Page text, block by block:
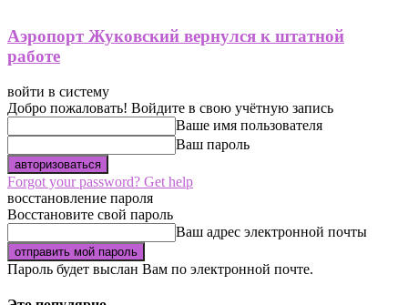
Аэропорт Жуковский вернулся к штатной
работе
войти в систему
Добро пожаловать! Войдите в свою учётную запись
Ваше имя пользователя
Ваш пароль
Forgot your password? Get help
восстановление пароля
Восстановите свой пароль
Ваш адрес электронной почты
Пароль будет выслан Вам по электронной почте.